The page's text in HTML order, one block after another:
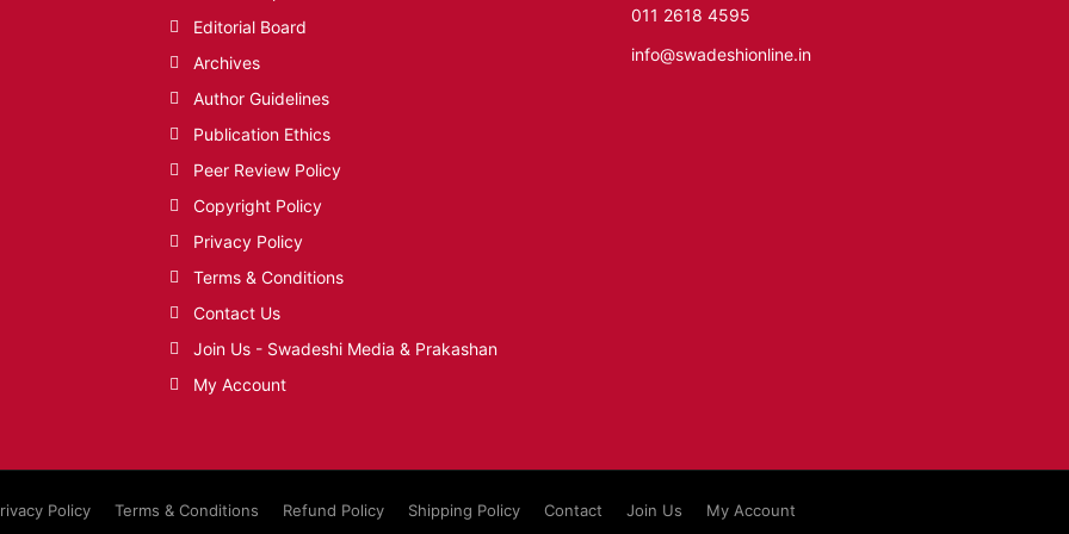
Editorial Board
Archives
Author Guidelines
Publication Ethics
Peer Review Policy
Copyright Policy
Privacy Policy
Terms & Conditions
Contact Us
Join Us - Swadeshi Media & Prakashan
My Account
011 2618 4595
info@swadeshionline.in
Policy Terms & Conditions Refund Policy Shipping Policy Contact Join Us My Account